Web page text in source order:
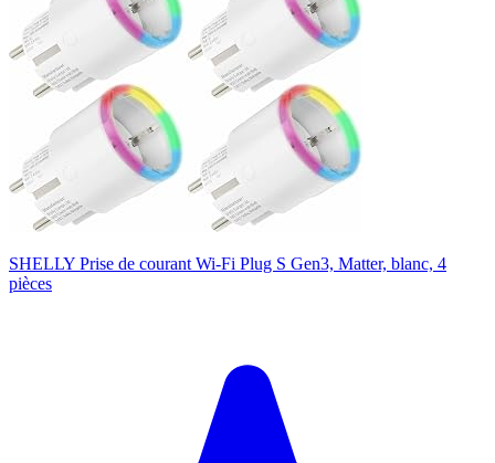
SHELLY Prise de courant Wi-Fi Plug S Gen3, Matter, blanc, 4
pièces